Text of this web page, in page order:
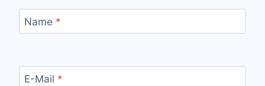
Name *
E-Mail *